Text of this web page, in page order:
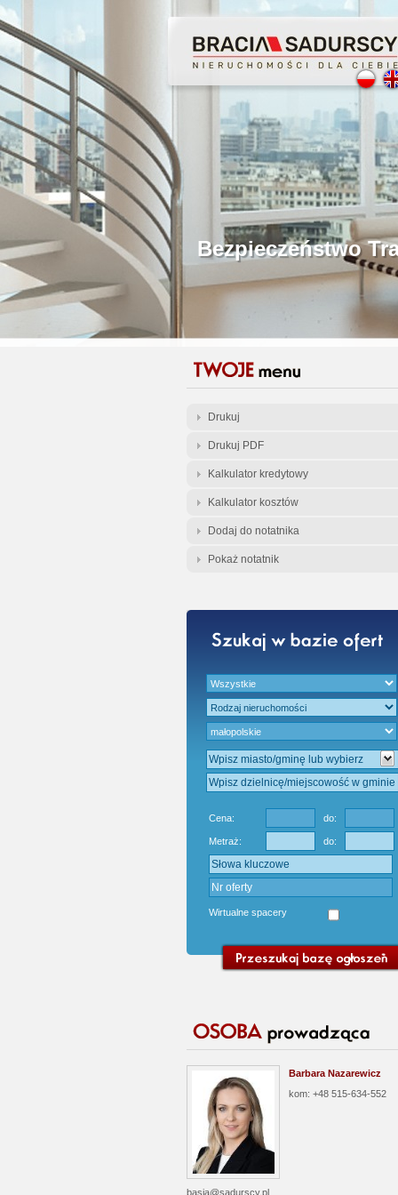
Profesjonalne
Bezpieczeństwo
Licencjonowani
Gwarancja
Gratis -
Drukuj
Drukuj PDF
Kalkulator kredytowy
Kalkulator kosztów
Dodaj do notatnika
Pokaż notatnik
Cena: do:
Metraż: do:
Wirtualne spacery
Barbara Nazarewicz
kom: +48 515-634-552
basia@sadurscy.pl